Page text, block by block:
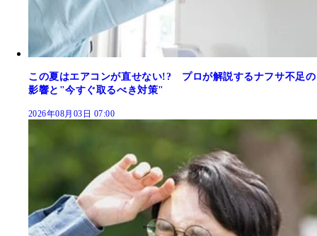
この夏はエアコンが直せない!? プロが解説するナフサ不足の
影響と"今すぐ取るべき対策"
2026年08月03日 07:00